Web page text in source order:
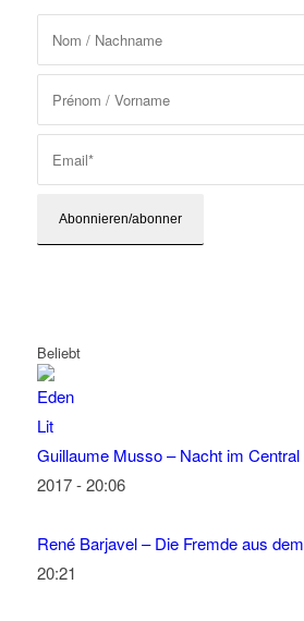
Beliebt
Guillaume Musso – Nacht im Central
2017 - 20:06
René Barjavel – Die Fremde aus
20:21